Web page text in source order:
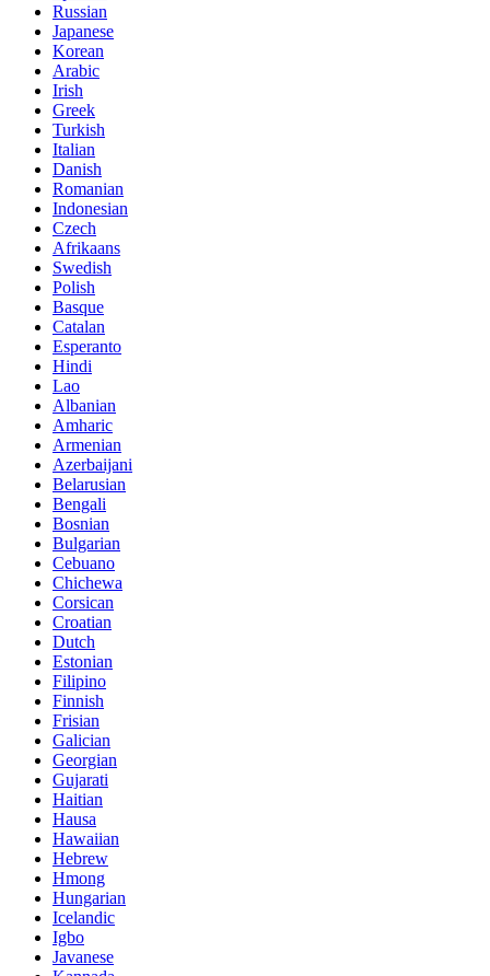
Russian
Japanese
Korean
Arabic
Irish
Greek
Turkish
Italian
Danish
Romanian
Indonesian
Czech
Afrikaans
Swedish
Polish
Basque
Catalan
Esperanto
Hindi
Lao
Albanian
Amharic
Armenian
Azerbaijani
Belarusian
Bengali
Bosnian
Bulgarian
Cebuano
Chichewa
Corsican
Croatian
Dutch
Estonian
Filipino
Finnish
Frisian
Galician
Georgian
Gujarati
Haitian
Hausa
Hawaiian
Hebrew
Hmong
Hungarian
Icelandic
Igbo
Javanese